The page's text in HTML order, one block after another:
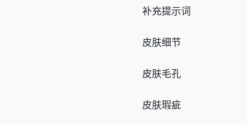
补充提示词
皮肤细节
皮肤毛孔
皮肤瑕疵